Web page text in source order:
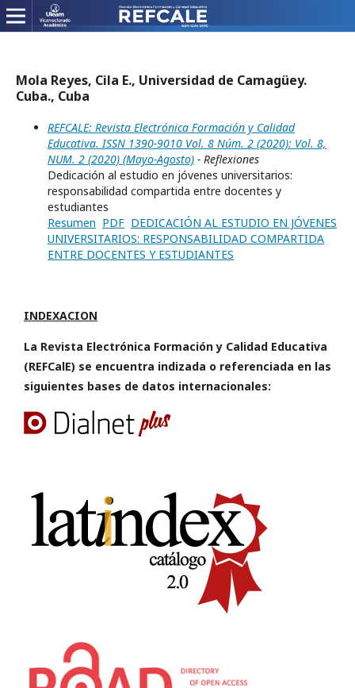
Mola Reyes, Cila E., Universidad de Camagüey.
Cuba., Cuba
REFCALE: Revista Electrónica Formación y Calidad
Educativa. ISSN 1390-9010 Vol. 8 Núm. 2 (2020): Vol. 8,
NUM. 2 (2020) (Mayo-Agosto) - Reflexiones
Dedicación al estudio en jóvenes universitarios:
responsabilidad compartida entre docentes y
estudiantes
Resumen PDF DEDICACIÓN AL ESTUDIO EN JÓVENES
UNIVERSITARIOS: RESPONSABILIDAD COMPARTIDA
ENTRE DOCENTES Y ESTUDIANTES
INDEXACION
La Revista Electrónica Formación y Calidad Educativa
(REFCalE) se encuentra indizada o referenciada en las
siguientes bases de datos internacionales: